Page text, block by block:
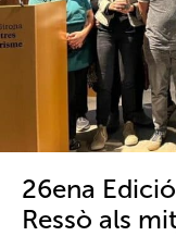
26ena
Ressò als